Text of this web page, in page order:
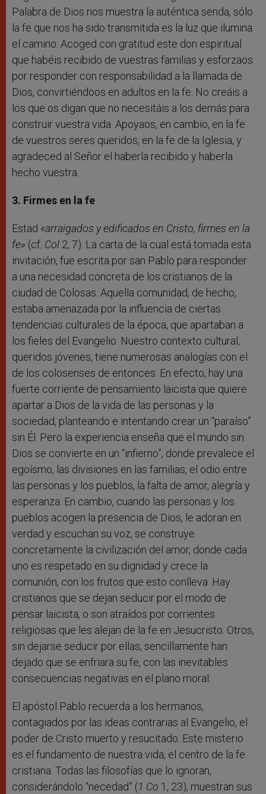
Palabra de Dios nos muestra la auténtica senda, sólo
la fe que nos ha sido transmitida es la luz que ilumina
el camino. Acoged con gratitud este don espiritual
que habéis recibido de vuestras familias y esforzaos
por responder con responsabilidad a la llamada de
Dios, convirtiéndoos en adultos en la fe. No creáis a
los que os digan que no necesitáis a los demás para
construir vuestra vida. Apoyaos, en cambio, en la fe
de vuestros seres queridos, en la fe de la Iglesia, y
agradeced al Señor el haberla recibido y haberla
hecho vuestra.
3. Firmes en la fe
Estad «arraigados y edificados en Cristo, firmes en la
fe» (cf. Col 2, 7). La carta de la cual está tomada esta
invitación, fue escrita por san Pablo para responder
a una necesidad concreta de los cristianos de la
ciudad de Colosas. Aquella comunidad, de hecho,
estaba amenazada por la influencia de ciertas
tendencias culturales de la época, que apartaban a
los fieles del Evangelio. Nuestro contexto cultural,
queridos jóvenes, tiene numerosas analogías con el
de los colosenses de entonces. En efecto, hay una
fuerte corriente de pensamiento laicista que quiere
apartar a Dios de la vida de las personas y la
sociedad, planteando e intentando crear un “paraíso”
sin Él. Pero la experiencia enseña que el mundo sin
Dios se convierte en un “infierno”, donde prevalece el
egoísmo, las divisiones en las familias, el odio entre
las personas y los pueblos, la falta de amor, alegría y
esperanza. En cambio, cuando las personas y los
pueblos acogen la presencia de Dios, le adoran en
verdad y escuchan su voz, se construye
concretamente la civilización del amor, donde cada
uno es respetado en su dignidad y crece la
comunión, con los frutos que esto conlleva. Hay
cristianos que se dejan seducir por el modo de
pensar laicista, o son atraídos por corrientes
religiosas que les alejan de la fe en Jesucristo. Otros,
sin dejarse seducir por ellas, sencillamente han
dejado que se enfriara su fe, con las inevitables
consecuencias negativas en el plano moral.
El apóstol Pablo recuerda a los hermanos,
contagiados por las ideas contrarias al Evangelio, el
poder de Cristo muerto y resucitado. Este misterio
es el fundamento de nuestra vida, el centro de la fe
cristiana. Todas las filosofías que lo ignoran,
considerándolo “necedad” (1 Co 1, 23), muestran sus